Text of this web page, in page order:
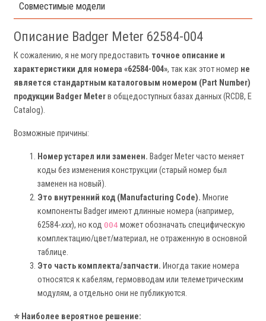
Совместимые модели
Описание Badger Meter 62584-004
К сожалению, я не могу предоставить точное описание и
характеристики для номера «62584-004», так как этот номер не
является стандартным каталоговым номером (Part Number)
продукции Badger Meterв общедоступных базах данных (RCDB, E
Catalog).
Возможные причины:
Номер устарел или заменен. Badger Meter часто меняет
коды без изменения конструкции (старый номер был
заменен на новый).
Это внутренний код (Manufacturing Code). Многие
компоненты Badger имеют длинные номера (например,
62584-xxx), но код 004 может обозначать специфическую
комплектацию/цвет/материал, не отраженную в основной
таблице.
Это часть комплекта/запчасти. Иногда такие номера
относятся к кабелям, гермовводам или телеметрическим
модулям, а отдельно они не публикуются.
⭐ Наиболее вероятное решение: